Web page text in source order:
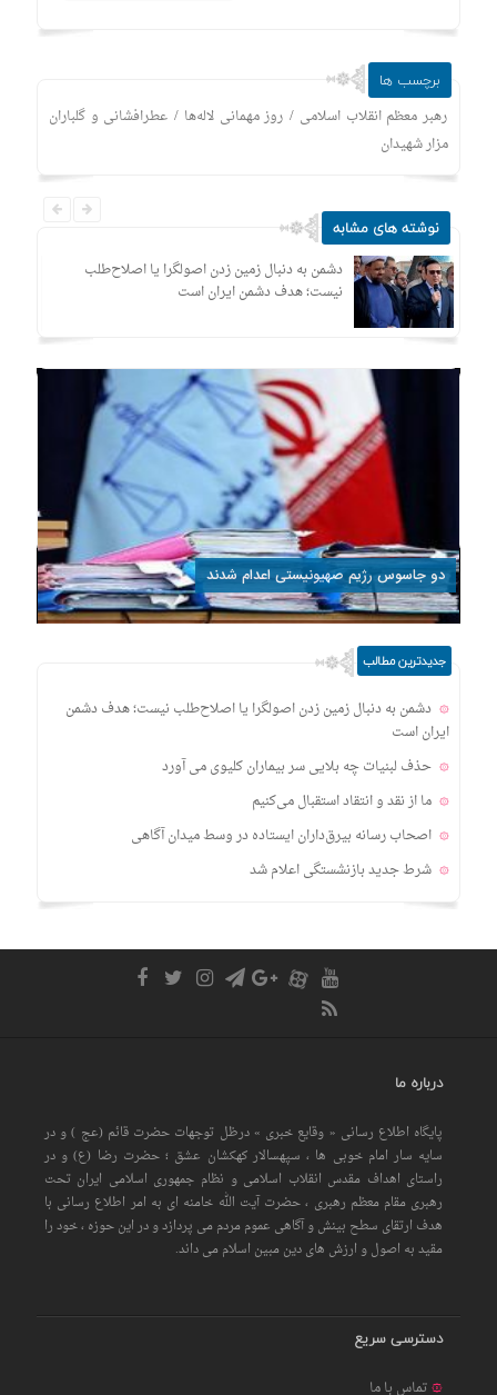
برچسب ها
رهبر معظم انقلاب اسلامی / روز مهمانی لاله‌ها / عطرافشانی و گلباران
مزار شهیدان
نوشته های مشابه
دشمن به دنبال زمین زدن اصولگرا یا اصلاح‌طلب
نیست؛ هدف دشمن ایران است
دو جاسوس رژیم صهیونیستی اعدام شدند
جدیدترین مطالب
دشمن به دنبال زمین زدن اصولگرا یا اصلاح‌طلب نیست؛ هدف دشمن
ایران است
حذف لبنیات چه بلایی سر بیماران کلیوی می آورد
ما از نقد و انتقاد استقبال می‌کنیم
اصحاب رسانه بیرق‌داران ایستاده در وسط میدان آگاهی
شرط جدید بازنشستگی اعلام شد
درباره ما
پایگاه اطلاع رسانی « وقایع خبری » درظل توجهات حضرت قائم (عج ) و در
سایه سار امام خوبی ها ، سپهسالار کهکشان عشق ؛ حضرت رضا (ع) و در
راستای اهداف مقدس انقلاب اسلامی و نظام جمهوری اسلامی ایران تحت
رهبری مقام معظم رهبری ، حضرت آیت الله خامنه ای به امر اطلاع رسانی با
هدف ارتقای سطح بینش و آگاهی عموم مردم می پردازد و در این حوزه ، خود را
مقید به اصول و ارزش های دین مبین اسلام می داند.
دسترسی سریع
تماس با ما